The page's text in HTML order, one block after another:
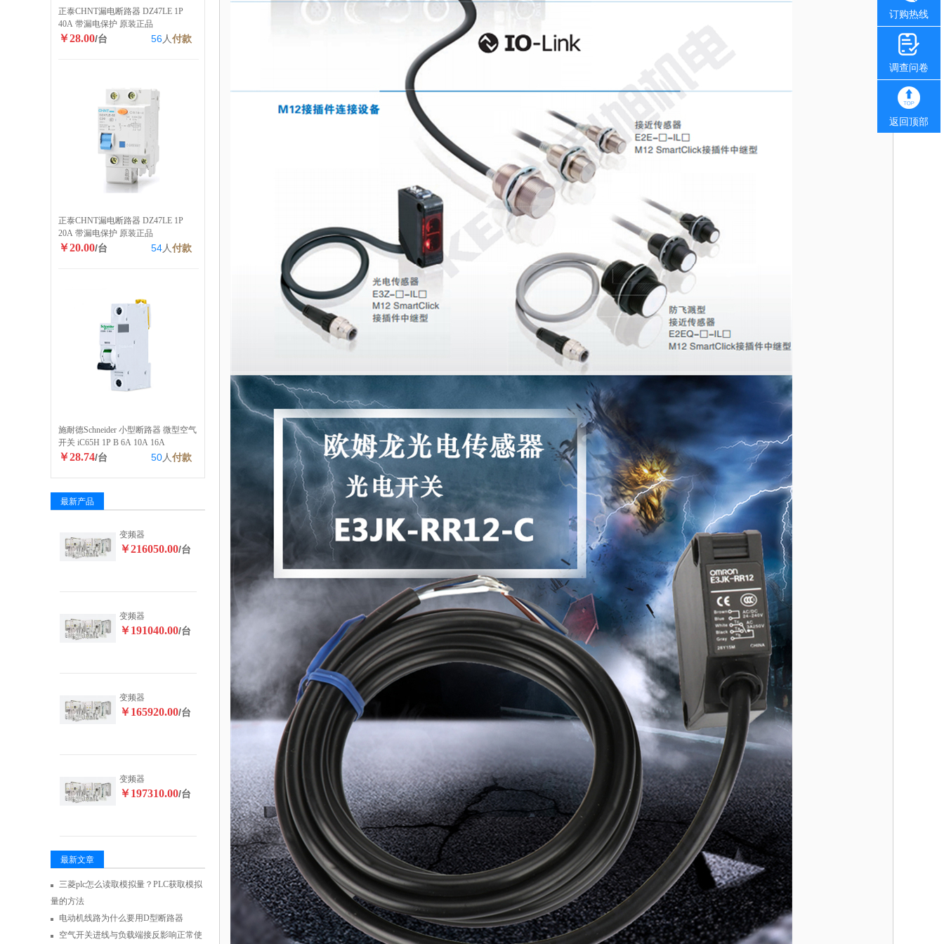
正泰CHNT漏电断路器 DZ47LE 1P
40A 带漏电保护 原装正品
￥28.00/台 56人付款
正泰CHNT漏电断路器 DZ47LE 1P
20A 带漏电保护 原装正品
￥20.00/台 54人付款
施耐德Schneider 小型断路器 微型空气
开关 iC65H 1P B 6A 10A 16A
￥28.74/台 50人付款
最新产品
变频器
￥216050.00/台
变频器
￥191040.00/台
变频器
￥165920.00/台
变频器
￥197310.00/台
最新文章
三菱plc怎么读取模拟量？PLC获取模拟
量的方法
电动机线路为什么要用D型断路器
空气开关进线与负载端接反影响正常使
订购热线
调查问卷
返回顶部